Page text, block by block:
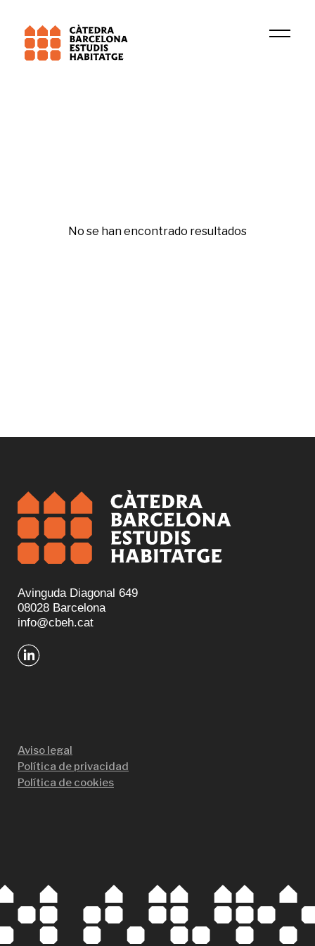
No se han encontrado resultados
Avinguda Diagonal 649
08028 Barcelona
info@cbeh.cat
Aviso legal
Política de privacidad
Política de cookies